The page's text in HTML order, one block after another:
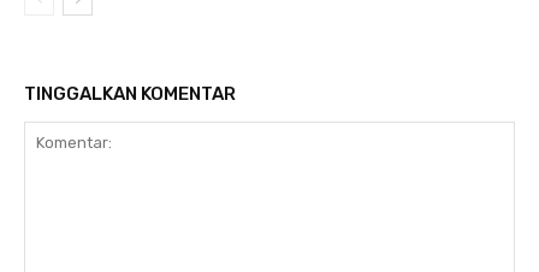
TINGGALKAN KOMENTAR